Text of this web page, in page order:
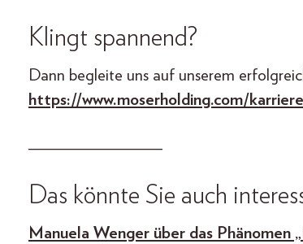
Klingt spannend?
Dann begleite uns auf unserem
https://www.moserholding.com/karriere
Das könnte Sie auch
Manuela Wenger über das Phänomen